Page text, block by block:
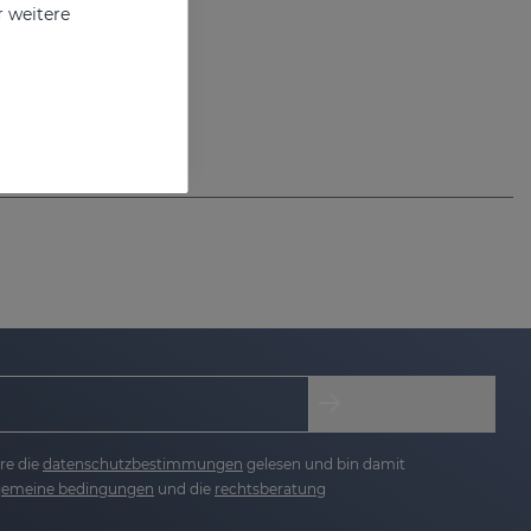
diedatenschutzbestimmungen gelesen und bin damit
bedingungen und die rechtsberatung
weitere